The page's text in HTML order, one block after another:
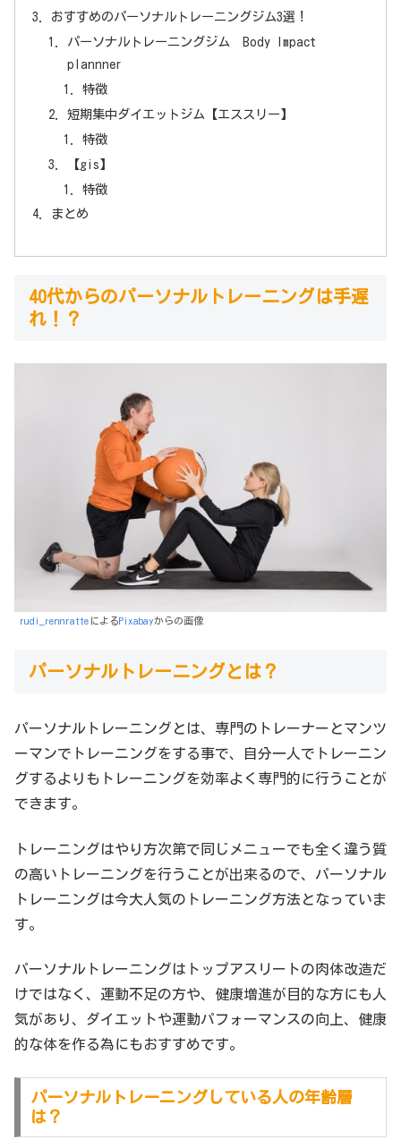
おすすめのパーソナルトレーニングジム3選！
パーソナルトレーニングジム Body Impact
plannner
特徴
短期集中ダイエットジム【エススリー】
特徴
【gis】
特徴
まとめ
40代からのパーソナルトレーニングは手遅
れ！？
rudi_rennratte によるPixabayからの画像
パーソナルトレーニングとは？
パーソナルトレーニングとは、専門のトレーナーとマンツ
ーマンでトレーニングをする事で、自分一人でトレーニン
グするよりもトレーニングを効率よく専門的に行うことが
できます。
トレーニングはやり方次第で同じメニューでも全く違う質
の高いトレーニングを行うことが出来るので、パーソナル
トレーニングは今大人気のトレーニング方法となっていま
す。
パーソナルトレーニングはトップアスリートの肉体改造だ
けではなく、運動不足の方や、健康増進が目的な方にも人
気があり、ダイエットや運動パフォーマンスの向上、健康
的な体を作る為にもおすすめです。
パーソナルトレーニングしている人の年齢層
は？